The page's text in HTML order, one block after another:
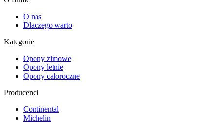
O nas
Dlaczego warto
Kategorie
Opony zimowe
Opony letnie
Opony całoroczne
Producenci
Continental
Michelin